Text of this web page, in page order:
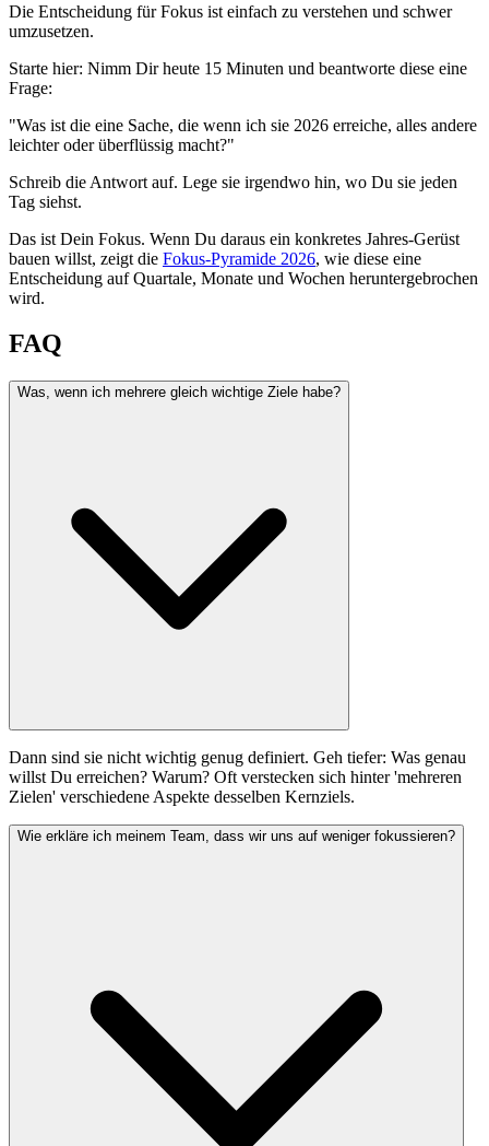
Die Entscheidung für Fokus ist einfach zu verstehen und schwer
umzusetzen.
Starte hier: Nimm Dir heute 15 Minuten und beantworte diese eine
Frage:
"Was ist die eine Sache, die wenn ich sie 2026 erreiche, alles andere
leichter oder überflüssig macht?"
Schreib die Antwort auf. Lege sie irgendwo hin, wo Du sie jeden
Tag siehst.
Das ist Dein Fokus. Wenn Du daraus ein konkretes Jahres-Gerüst
bauen willst, zeigt die Fokus-Pyramide 2026, wie diese eine
Entscheidung auf Quartale, Monate und Wochen heruntergebrochen
wird.
FAQ
Was, wenn ich mehrere gleich wichtige Ziele habe?
Dann sind sie nicht wichtig genug definiert. Geh tiefer: Was genau
willst Du erreichen? Warum? Oft verstecken sich hinter 'mehreren
Zielen' verschiedene Aspekte desselben Kernziels.
Wie erkläre ich meinem Team, dass wir uns auf weniger fokussieren?